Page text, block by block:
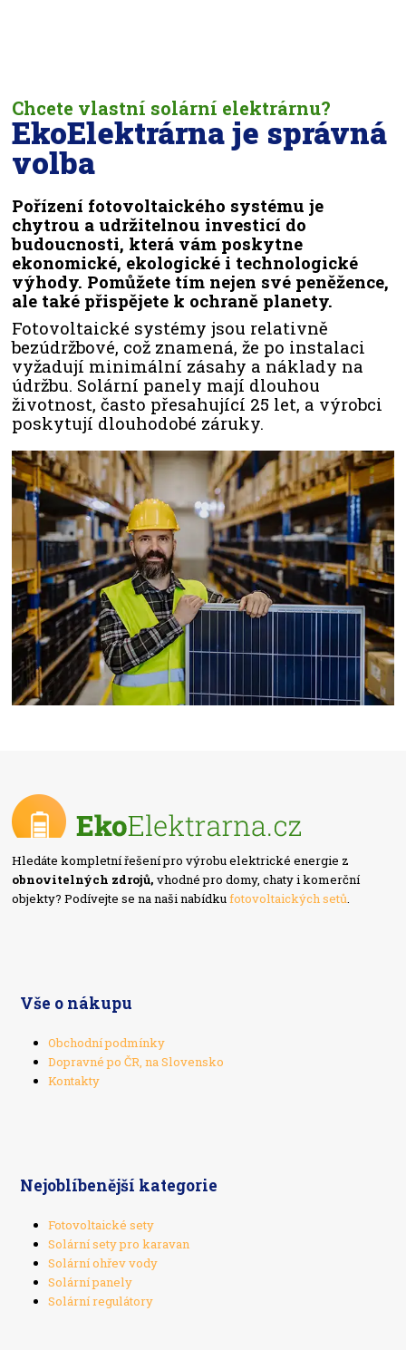
Chcete vlastní solární elektrárnu?
EkoElektrárna je správná
volba
Pořízení fotovoltaického systému je
chytrou a udržitelnou investicí do
budoucnosti, která vám poskytne
ekonomické, ekologické i technologické
výhody. Pomůžete tím nejen své peněžence,
ale také přispějete k ochraně planety.
Fotovoltaické systémy jsou relativně
bezúdržbové, což znamená, že po instalaci
vyžadují minimální zásahy a náklady na
údržbu. Solární panely mají dlouhou
životnost, často přesahující 25 let, a výrobci
poskytují dlouhodobé záruky.
Hledáte kompletní řešení pro výrobu elektrické energie z
obnovitelných zdrojů, vhodné pro domy, chaty i komerční
objekty? Podívejte se na naši nabídkufotovoltaických setů.
Vše o nákupu
Obchodní podmínky
Dopravné po ČR, na Slovensko
Kontakty
Nejoblíbenější kategorie
Fotovoltaické sety
Solární sety pro karavan
Solární ohřev vody
Solární panely
Solární regulátory